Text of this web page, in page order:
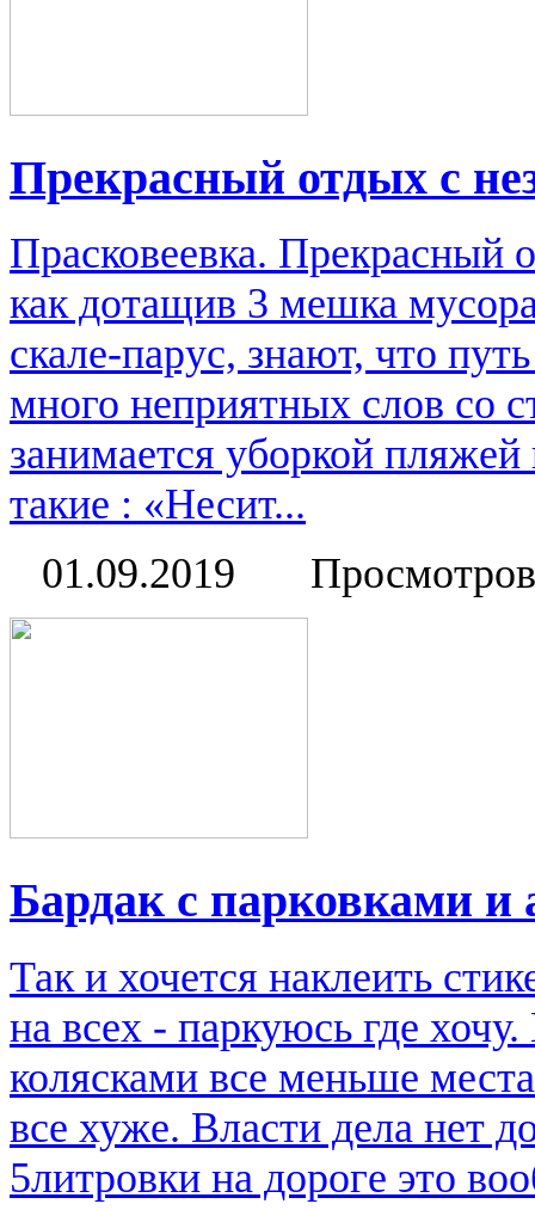
Прекрасный отдых с
Прасковеевка.
как дотащив 3 мешка
скале-парус, знают, что
много неприятных слов со
занимается уборкой
такие : «Несит...
01.09.2019
Бардак с парковками и
Так и хочется наклеить
на всех - паркуюсь где
колясками все меньше
все хуже. Власти дела нет
5литровки на дороге это